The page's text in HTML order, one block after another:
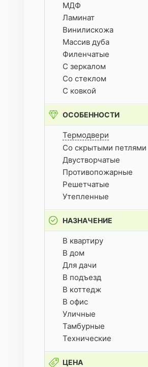
МДФ
Ламинат
Винилискожа
Массив дуба
Филенчатые
С зеркалом
Со стеклом
С ковкой
ОСОБЕННОСТИ
Термодвери
Со скрытыми петлями
Двустворчатые
Противопожарные
Решетчатые
Утепленные
НАЗНАЧЕНИЕ
В квартиру
В дом
Для дачи
В подъезд
В коттедж
В офис
Уличные
Тамбурные
Технические
ЦЕНА